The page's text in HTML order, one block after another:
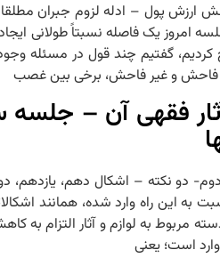
یک فاصله نسبتاً طولانی
گفتیم چند قول در مسئله
فاحش و غیر فاحش، برخی بین غصب
فقهی آن – جلسه
به این راه وارد شده،
به لوازم و آثار التزام به
است؛ یعنی